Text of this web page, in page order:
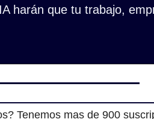
harán que tu trabajo,
Tenemos mas de 900